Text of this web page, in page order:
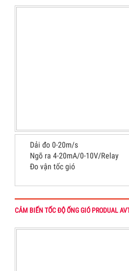
Dải đo 0-20m/s
Ngõ ra 4-20mA/0-10V/Relay
Đo vận tốc gió
CẢM BIẾN TỐC ĐỘ ỐNG GIÓ PRODUAL